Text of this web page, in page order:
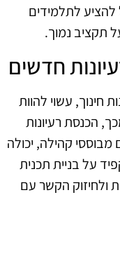
להציע לתלמידים
תקציב נמוך.
חדשים
חינוך, עשוי להוות
הכנסת רעיונות
מבוססי קהילה, יכולה
על בניית תכנית
ולחיזוק הקשר עם